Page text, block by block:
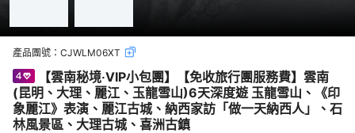
產品團號： CJWLM06XT
【雲南秘境‧VIP小包團】【免收旅行團服務費】雲南
(昆明、大理、麗江、玉龍雪山)6天深度遊 玉龍雪山、《印
象麗江》表演、麗江古城、納西家訪「做一天納西人」、石
林風景區、大理古城、喜洲古鎮